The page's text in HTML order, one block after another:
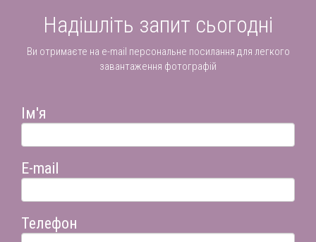
Надішліть запит сьогодні
Ви отримаєте на e-mail персональне посилання для легкого
завантаження фотографій
Ім'я
E-mail
Телефон